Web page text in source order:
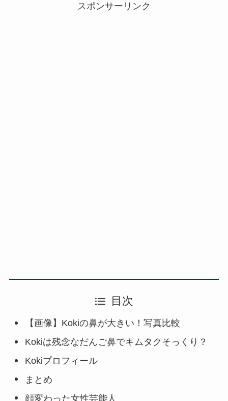
スポンサーリンク
目次
【画像】Kokiの鼻が大きい！写真比較
Kokiは残念なだんご鼻でキムタクそっくり？
Kokiプロフィール
まとめ
顔変わった女性芸能人